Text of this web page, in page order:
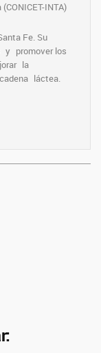
INTA)
Fe. Su
y promover los
la
láctea.